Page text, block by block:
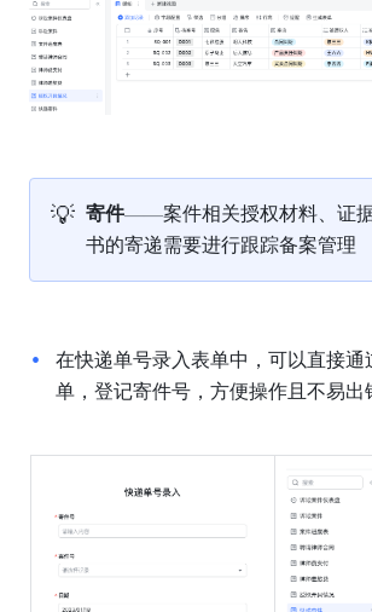
💡 寄件——案件相关授权材料、证
书的寄递需要进行跟踪备案管理
在快递单号录入表单中，可以直接通
单，登记寄件号，方便操作且不易出